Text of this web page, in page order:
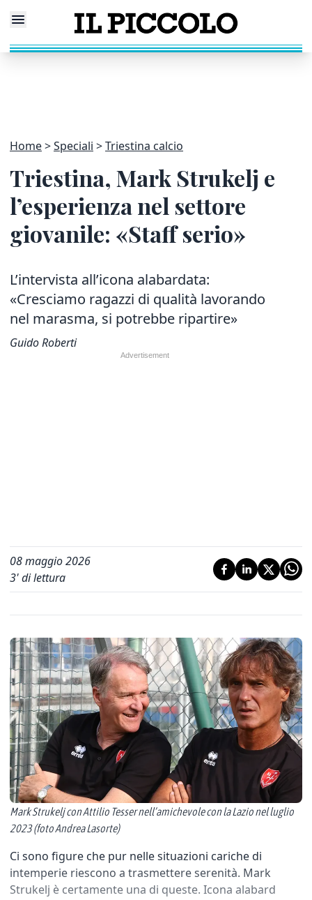
Home Speciali Triestina calcio
Triestina, Mark Strukelj e
l’esperienza nel settore
giovanile: «Staff serio»
L’intervista all’icona alabardata:
«Cresciamo ragazzi di qualità lavorando
nel marasma, si potrebbe ripartire»
Guido Roberti
08 maggio 2026
3' di lettura
Mark Strukelj con Attilio Tesser nell’amichevole con la Lazio nel luglio
2023 (foto Andrea Lasorte)
Ci sono figure che pur nelle situazioni cariche di
intemperie riescono a trasmettere serenità. Mark
Strukelj è certamente una di queste. Icona alabard